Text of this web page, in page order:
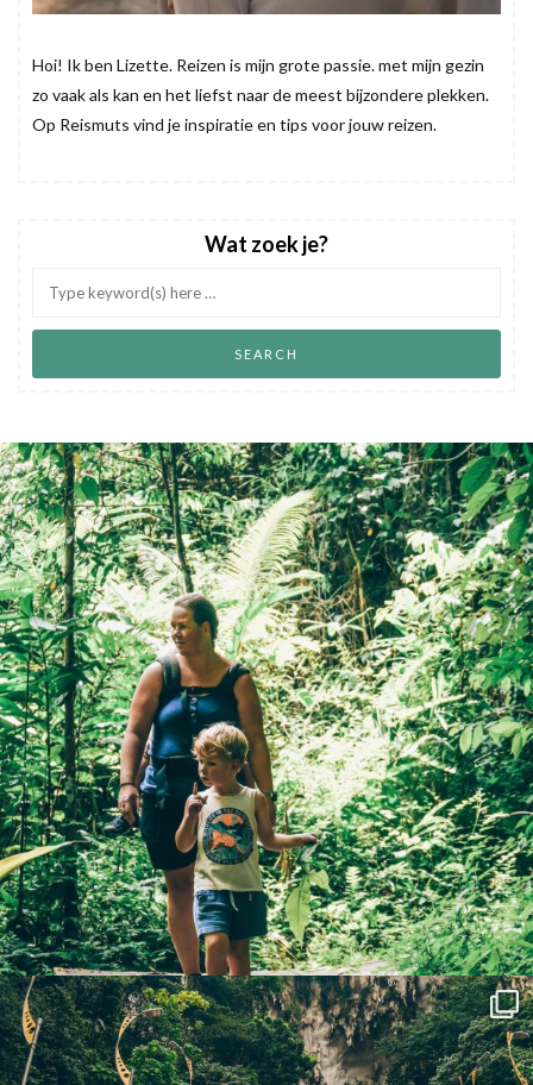
Hoi! Ik ben Lizette. Reizen is mijn grote passie. met mijn gezin
zo vaak als kan en het liefst naar de meest bijzondere plekken.
Op Reismuts vind je inspiratie en tips voor jouw reizen.
Wat zoek je?